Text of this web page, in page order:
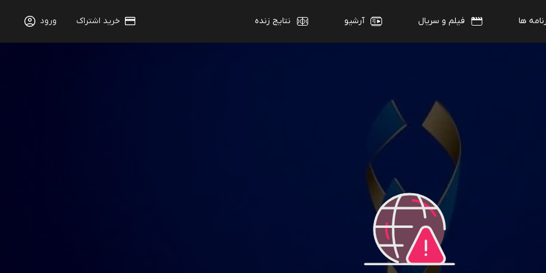
ها فیلم و سریال آرشیو نتایج زنده خرید اشتراک ورود